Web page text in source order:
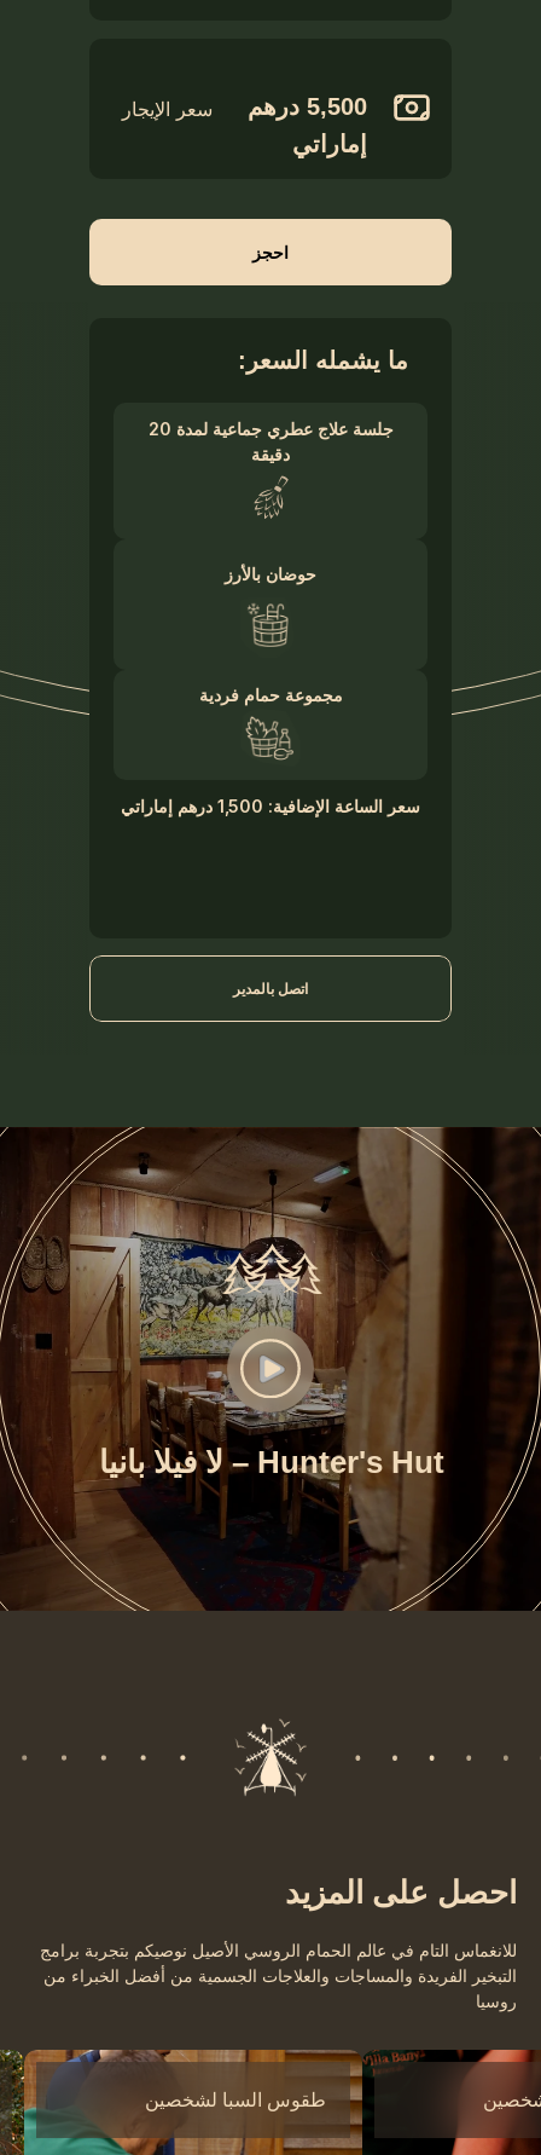
احجز
سعر الإيجار
5,500 درهم
إماراتي
اتصل بالمدير
جلسة علاج عطري جماعية لمدة 20
دقيقة
حوضان بالأرز
مجموعة حمام فردية
سعر الساعة الإضافية: 1,500 درهم إماراتي
ما يشمله السعر:
Hunter's Hut – لا فيلا بانيا
احصل على المزيد
‎للانغماس التام في عالم الحمام الروسي الأصيل ‎نوصيكم بتجربة برامج
التبخير الفريدة ‎والمساجات والعلاجات الجسمية من أفضل الخبراء من
روسيا